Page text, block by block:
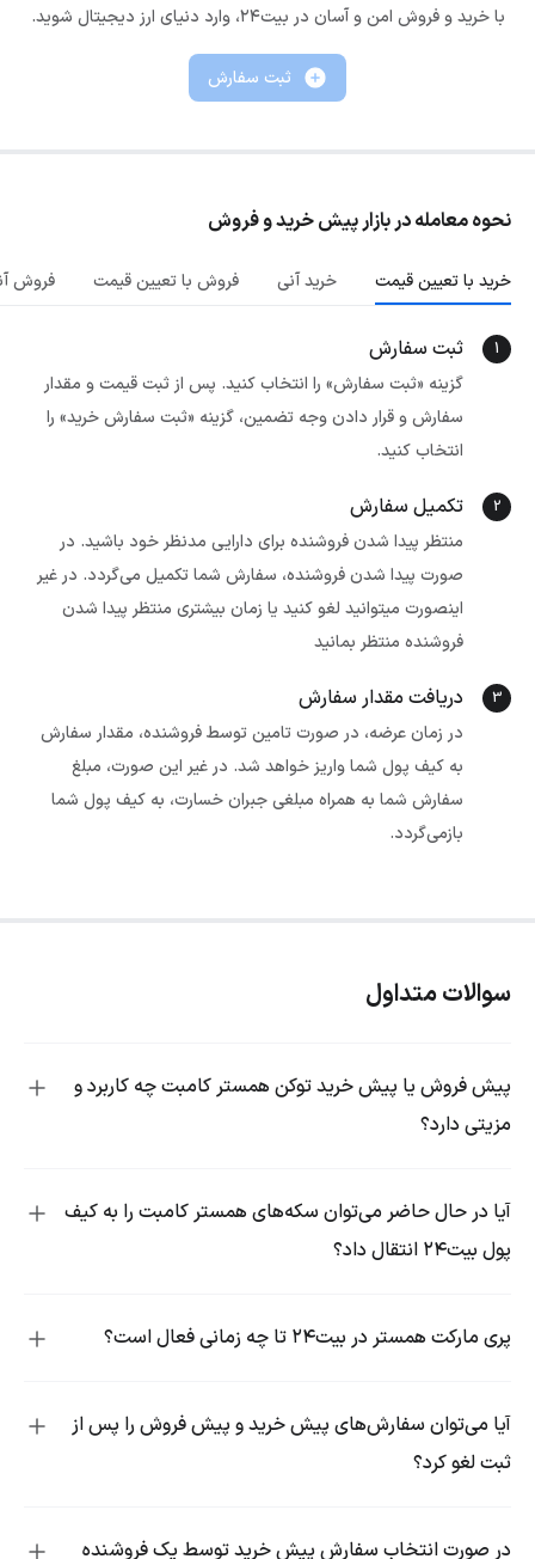
با خرید و فروش امن و آسان در بیت۲۴، وارد دنیای ارز دیجیتال شوید.
ثبت سفارش
نحوه معامله در بازار پیش خرید و فروش
خرید با تعیین قیمت خرید آنی فروش با تعیین قیمت فروش
1 ثبت سفارش
گزینه «ثبت سفارش» را انتخاب کنید. پس از ثبت قیمت و مقدار
سفارش و قرار دادن وجه تضمین، گزینه «ثبت سفارش خرید» را
انتخاب کنید.
2 تکمیل سفارش
منتظر پیدا شدن فروشنده برای دارایی مدنظر خود باشید. در
صورت پیدا شدن فروشنده، سفارش شما تکمیل می‌گردد. در غیر
اینصورت میتوانید لغو کنید یا زمان بیشتری منتظر پیدا شدن
فروشنده منتظر بمانید
3 دریافت مقدار سفارش
در زمان عرضه، در صورت تامین توسط فروشنده، مقدار سفارش
به کیف پول شما واریز خواهد شد. در غیر این صورت، مبلغ
سفارش شما به همراه مبلغی جبران خسارت، به کیف پول شما
بازمی‌گردد.
سوالات متداول
پیش فروش یا پیش خرید توکن همستر کامبت چه کاربرد و
مزیتی دارد؟
آیا در حال حاضر می‌توان سکه‌های همستر کامبت را به کیف
پول بیت۲۴ انتقال داد؟
پری مارکت همستر در بیت۲۴ تا چه زمانی فعال است؟
آیا می‌توان سفارش‌های پیش خرید و پیش فروش را پس از
ثبت لغو کرد؟
در صورت انتخاب سفارش پیش خرید توسط یک فروشنده